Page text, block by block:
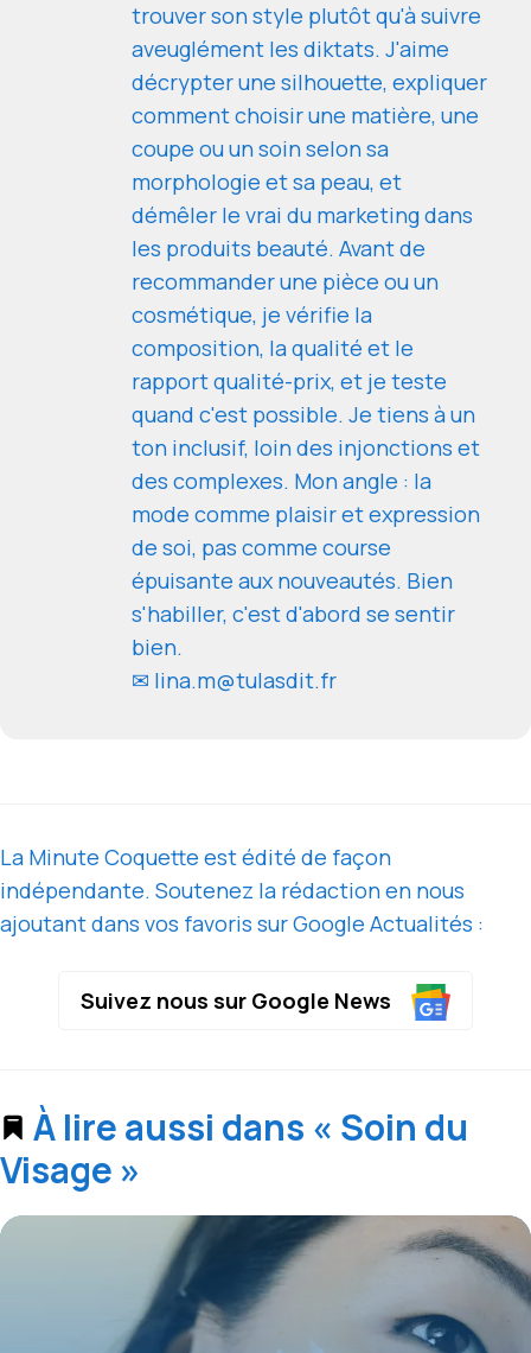
trouver son style plutôt qu'à suivre
aveuglément les diktats. J'aime
décrypter une silhouette, expliquer
comment choisir une matière, une
coupe ou un soin selon sa
morphologie et sa peau, et
démêler le vrai du marketing dans
les produits beauté. Avant de
recommander une pièce ou un
cosmétique, je vérifie la
composition, la qualité et le
rapport qualité-prix, et je teste
quand c'est possible. Je tiens à un
ton inclusif, loin des injonctions et
des complexes. Mon angle : la
mode comme plaisir et expression
de soi, pas comme course
épuisante aux nouveautés. Bien
s'habiller, c'est d'abord se sentir
bien.
✉ lina.m@tulasdit.fr
La Minute Coquette est édité de façon
indépendante. Soutenez la rédaction en nous
ajoutant dans vos favoris sur Google Actualités :
Suivez nous sur Google News
À lire aussi dans « Soin du
Visage »